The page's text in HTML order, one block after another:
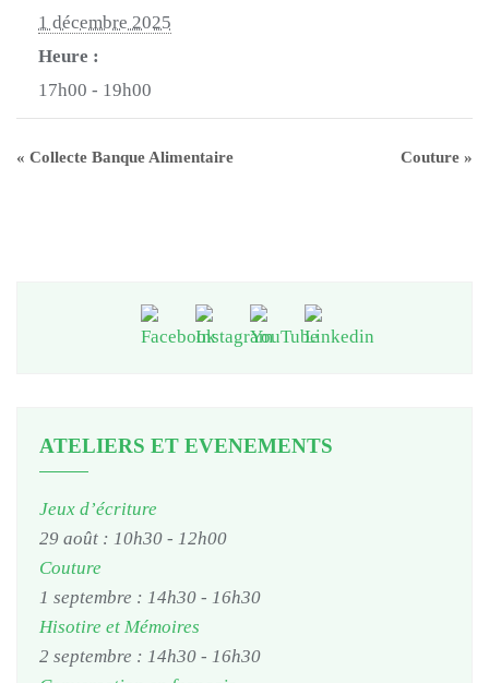
1 décembre 2025
Heure :
17h00 - 19h00
« Collecte Banque Alimentaire Couture »
ATELIERS ET EVENEMENTS
Jeux d’écriture
29 août : 10h30 - 12h00
Couture
1 septembre : 14h30 - 16h30
Hisotire et Mémoires
2 septembre : 14h30 - 16h30